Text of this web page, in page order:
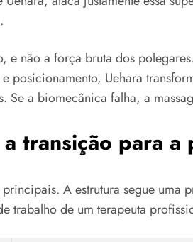
e não a força bruta dos
posicionamento, Uehara
Se a biomecânica falha, a
transição para a
A estrutura segue
trabalho de um terapeuta